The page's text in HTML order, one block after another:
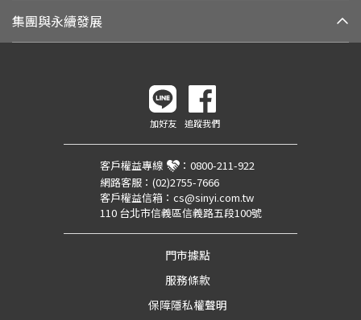
集團與永續發展
加好友 追蹤我們
客戶權益專線 ： 0800-211-922
網路客服： (02)2755-7666
客戶權益信箱： cs@sinyi.com.tw
110 台北市信義區信義路五段100號
門市據點
服務條款
保障隱私權聲明